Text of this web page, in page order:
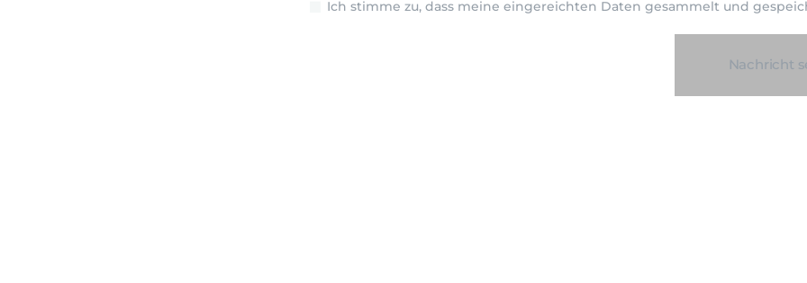
Ich stimme zu, dass meine eingereichten Daten gesammelt und
Nachricht